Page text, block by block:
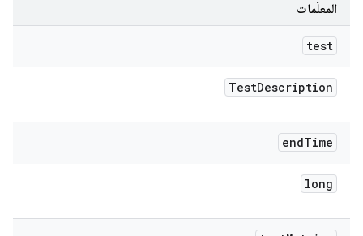
المعلَمات
test
TestDescription
endTime
long